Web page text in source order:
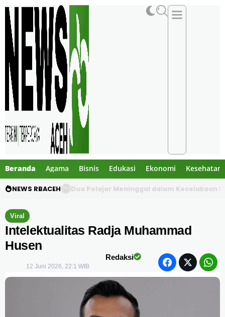
Beranda Agama Bisnis Edukasi Ekonomi Kesehatan
NEWS RBACEH Dua Pelajar Meninggal dalam Kecelakaan
Viral
Intelektualitas Radja Muhammad
Husen
Redaksi
12 Juni 2026, 22:1 WIB